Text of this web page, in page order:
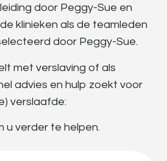
door Peggy-Sue en
klinieken als de teamleden
door Peggy-Sue.
met verslaving of als
advies en hulp zoekt voor
verslaafde:
u verder te helpen.